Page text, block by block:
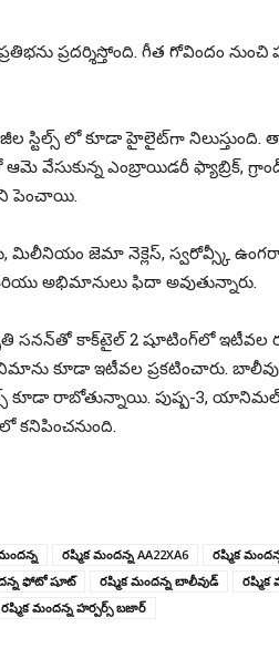
ప్రదర్శిస్తోంది. గీత గోవిందం
స్టిల్స్ లో కూడా హైలైట్‌గా
వేసుకున్న ఎంబ్రాయిడరీ ఫ్యాబ్రిక్,
పెంచాయి.
జెమా నెక్లెస్, స్వరోవ్స్కీ
అభిమానులు ఫిదా అవుతున్నారు.
కాక్‌టైల్ 2 షూటింగ్‌లో ఇటీవల
కూడా ఇటీవల ప్రకటించారు.
కూడా రాబోతున్నాయి. పుష్ప-3, యానిమల్
కనిపించనుంది.
రష్మిక మందన్న AA22XA6 రష్మిక
ఫోటో షూట్ రష్మిక మందన్న బాలీవుడ్
రష్మిక మందన్న హర్పర్స్ బజార్